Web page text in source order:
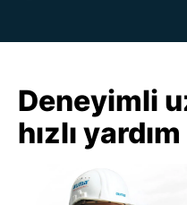
Deneyimli
hızlı yardım